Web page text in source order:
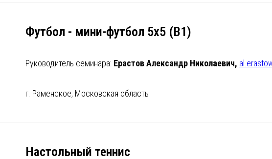
Футбол - мини-футбол 5х5 (В1)
Руководитель семинара: Ерастов Александр Николаевич,
г. Раменское, Московская область
Настольный теннис